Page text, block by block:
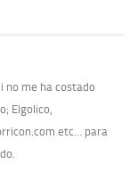
no me ha costado
Elgolico,
etc… para